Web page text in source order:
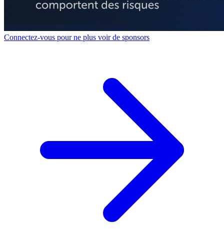
Connectez-vous pour ne plus voir de sponsors